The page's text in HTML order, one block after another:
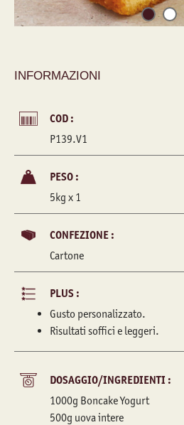
INFORMAZIONI
COD :
P139.V1
PESO :
5kg x 1
CONFEZIONE :
Cartone
PLUS :
Gusto personalizzato.
Risultati soffici e leggeri.
DOSAGGIO/INGREDIENTI :
1000g Boncake Yogurt
500g uova intere